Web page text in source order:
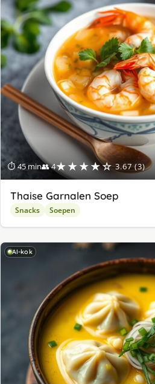
⏱ 45 min👥 4★★★★☆ 3.67 (3)
Thaise Garnalen Soep
Snacks Soepen
AI-kok